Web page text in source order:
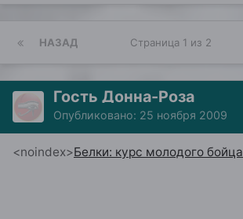
НАЗАД Страница 1 из 2
Гость Донна-Роза
Опубликовано: 25 ноября 2009
<noindex>Белки: курс молодого бойца